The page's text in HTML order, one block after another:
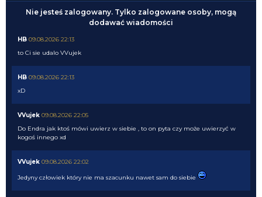
Nie jesteś zalogowany. Tylko zalogowane osoby, mogą
dodawać wiadomości
HB 09.08.2026 22:13
to Ci sie udalo VVujek
HB 09.08.2026 22:13
xD
VVujek 09.08.2026 22:05
Do Endra jak ktoś mówi uwierz w siebie , to on pyta czy może uwierzyć w
kogoś innego xd
VVujek 09.08.2026 22:02
Jedyny człowiek który nie ma szacunku nawet sam do siebie